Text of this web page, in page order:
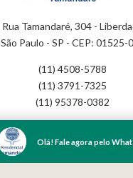
Rua Tamandaré, 304 -
São Paulo - SP - CEP: 01525-
(11) 4508-5788
(11) 3791-7325
(11) 95378-0382
Empresa
Missão
Olá! Fale agora pelo